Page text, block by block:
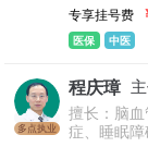
专享挂号费
医保 中医
多点执业
程庆璋
擅长：脑
症、睡眠障